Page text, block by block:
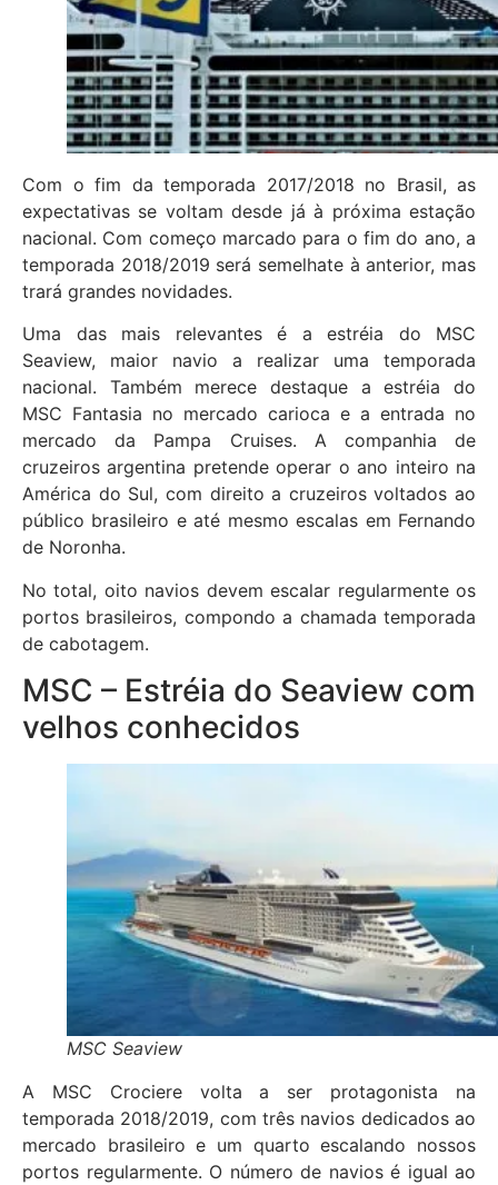
Com o fim da temporada 2017/2018 no Brasil, as
expectativas se voltam desde já à próxima estação
nacional. Com começo marcado para o fim do ano, a
temporada 2018/2019 será semelhate à anterior, mas
trará grandes novidades.
Uma das mais relevantes é a estréia do MSC
Seaview, maior navio a realizar uma temporada
nacional. Também merece destaque a estréia do
MSC Fantasia no mercado carioca e a entrada no
mercado da Pampa Cruises. A companhia de
cruzeiros argentina pretende operar o ano inteiro na
América do Sul, com direito a cruzeiros voltados ao
público brasileiro e até mesmo escalas em Fernando
de Noronha.
No total, oito navios devem escalar regularmente os
portos brasileiros, compondo a chamada temporada
de cabotagem.
MSC – Estréia do Seaview com
velhos conhecidos
MSC Seaview
A MSC Crociere volta a ser protagonista na
temporada 2018/2019, com três navios dedicados ao
mercado brasileiro e um quarto escalando nossos
portos regularmente. O número de navios é igual ao